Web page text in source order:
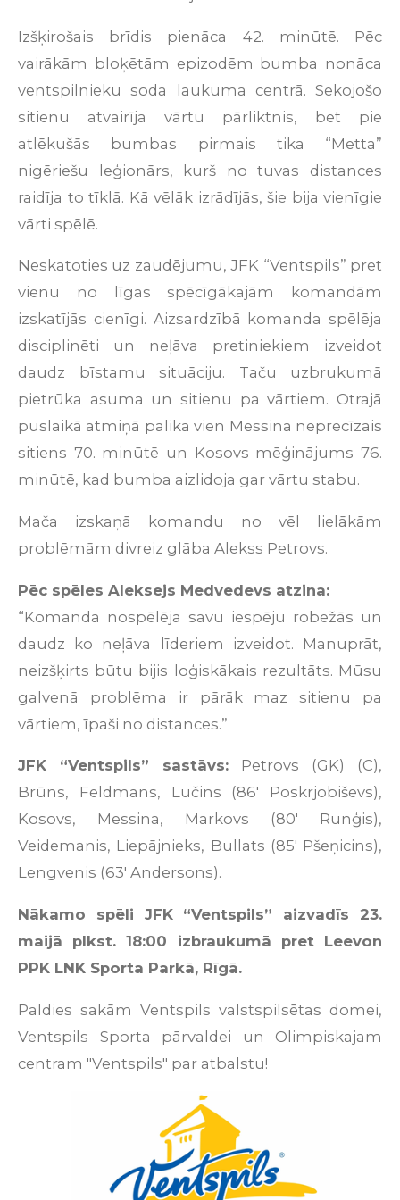
Izšķirošais brīdis pienāca 42. minūtē. Pēc
vairākām bloķētām epizodēm bumba nonāca
ventspilnieku soda laukuma centrā. Sekojošo
sitienu atvairīja vārtu pārliktnis, bet pie
atlēkušās bumbas pirmais tika “Metta”
nigēriešu leģionārs, kurš no tuvas distances
raidīja to tīklā. Kā vēlāk izrādījās, šie bija vienīgie
vārti spēlē.
Neskatoties uz zaudējumu, JFK “Ventspils” pret
vienu no līgas spēcīgākajām komandām
izskatījās cienīgi. Aizsardzībā komanda spēlēja
disciplinēti un neļāva pretiniekiem izveidot
daudz bīstamu situāciju. Taču uzbrukumā
pietrūka asuma un sitienu pa vārtiem. Otrajā
puslaikā atmiņā palika vien Messina neprecīzais
sitiens 70. minūtē un Kosovs mēģinājums 76.
minūtē, kad bumba aizlidoja gar vārtu stabu.
Mača izskaņā komandu no vēl lielākām
problēmām divreiz glāba Alekss Petrovs.
Pēc spēles Aleksejs Medvedevs atzina:
“Komanda nospēlēja savu iespēju robežās un
daudz ko neļāva līderiem izveidot. Manuprāt,
neizšķirts būtu bijis loģiskākais rezultāts. Mūsu
galvenā problēma ir pārāk maz sitienu pa
vārtiem, īpaši no distances.”
JFK “Ventspils” sastāvs: Petrovs (GK) (C),
Brūns, Feldmans, Lučins (86' Poskrjobiševs),
Kosovs, Messina, Markovs (80' Runģis),
Veidemanis, Liepājnieks, Bullats (85' Pšeņicins),
Lengvenis (63' Andersons).
Nākamo spēli JFK “Ventspils” aizvadīs 23.
maijā plkst. 18:00 izbraukumā pret Leevon
PPK LNK Sporta Parkā, Rīgā.
Paldies sakām Ventspils valstspilsētas domei,
Ventspils Sporta pārvaldei un Olimpiskajam
centram "Ventspils" par atbalstu!